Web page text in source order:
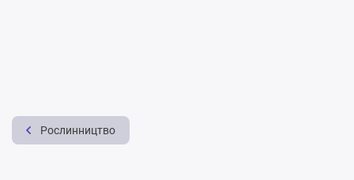
Рослинництво